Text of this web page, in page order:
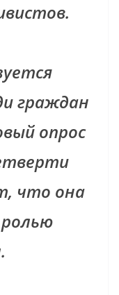
граждан
опрос
что она